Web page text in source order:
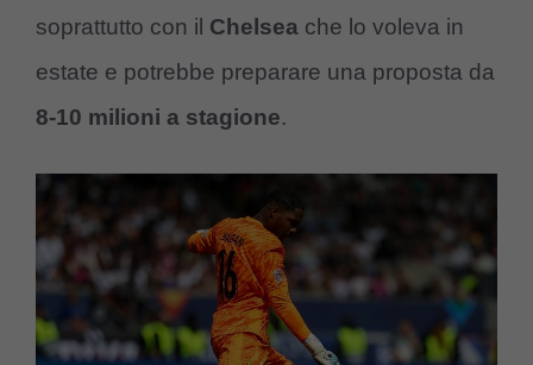
soprattutto con il Chelsea che lo voleva in
estate e potrebbe preparare una proposta da
8-10 milioni a stagione.